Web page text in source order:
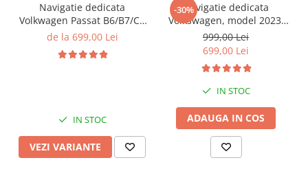
Navigatie dedicata
Volkwagen Passat B6/B7/CC
Gri, 4GB RAM 64GB ROM,
Display QLED 10", DSP,
de la 699,00 Lei
IN STOC
VEZI VARIANTE
-30%Navigatie dedicata
Volkswagen, model 2023,
4GB RAM 64GB ROM,
Quadcore, Android 14,
Display QLED 7", DSP,
Carplay&Android Auto,
Suport camere AHD
999,00 Lei
699,00 Lei
IN STOC
ADAUGA IN COS